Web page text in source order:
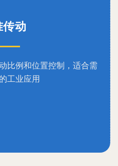
传动
比例和位置控制，适合需
工业应用